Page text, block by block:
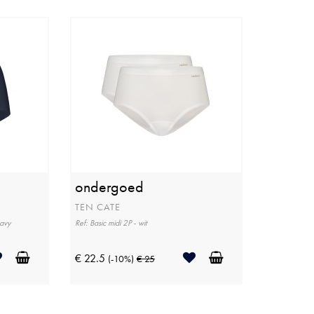
ondergoed
TEN CATE
Ref: Basic midi 2P - wit
€ 22.5 (-10%) € 25